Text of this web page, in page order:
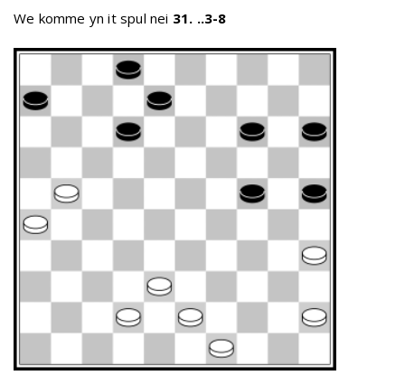
We komme yn it spul nei 31. ..3-8